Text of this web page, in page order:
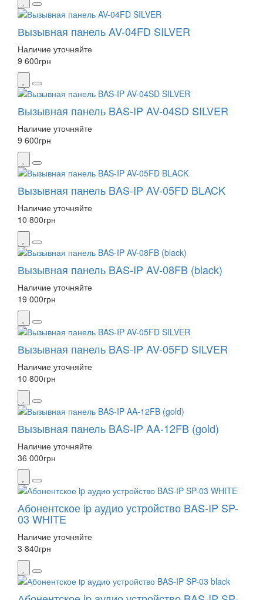
Вызывная панель AV-04FD SILVER
Наличие уточняйте
9 600грн
Вызывная панель BAS-IP AV-04SD SILVER
Наличие уточняйте
9 600грн
Вызывная панель BAS-IP AV-05FD BLACK
Наличие уточняйте
10 800грн
Вызывная панель BAS-IP AV-08FB (black)
Наличие уточняйте
19 000грн
Вызывная панель BAS-IP AV-05FD SILVER
Наличие уточняйте
10 800грн
Вызывная панель BAS-IP AA-12FB (gold)
Наличие уточняйте
36 000грн
Абонентское ip аудио устройство BAS-IP SP-
03 WHITE
Наличие уточняйте
3 840грн